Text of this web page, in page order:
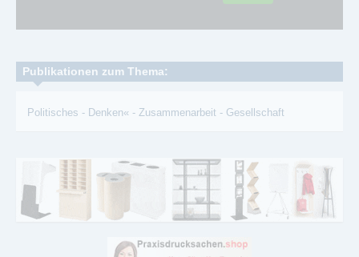
Publikationen zum Thema:
Politisches - Denken« - Zusammenarbeit - Gesellschaft